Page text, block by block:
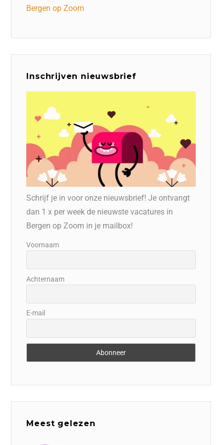
Bergen op Zoom
Inschrijven nieuwsbrief
Schrijf je in voor onze nieuwsbrief! Je ontvangt
dan 1 x per week de nieuwste vacatures in
Bergen op Zoom in je mailbox!
Voornaam
Achternaam
E-mail
Meest gelezen